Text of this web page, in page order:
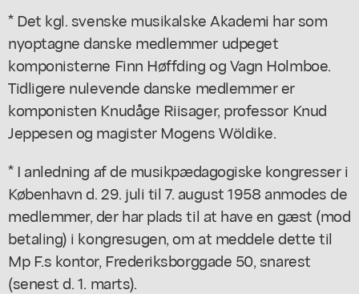
* Det kgl. svenske musikalske Akademi har som
nyoptagne danske medlemmer udpeget
komponisterne Finn Høffding og Vagn Holmboe.
Tidligere nulevende danske medlemmer er
komponisten Knudåge Riisager, professor Knud
Jeppesen og magister Mogens Wöldike.
* I anledning af de musikpædagogiske kongresser i
København d. 29. juli til 7. august 1958 anmodes de
medlemmer, der har plads til at have en gæst (mod
betaling) i kongresugen, om at meddele dette til
Mp F.s kontor, Frederiksborggade 50, snarest
(senest d. 1. marts).